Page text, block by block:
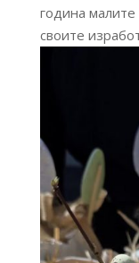
година малите
своите